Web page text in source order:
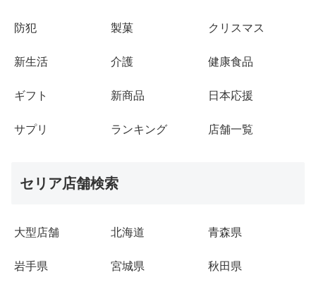
防犯 製菓 クリスマス
新生活 介護 健康食品
ギフト 新商品 日本応援
サプリ ランキング 店舗一覧
セリア店舗検索
大型店舗 北海道 青森県
岩手県 宮城県 秋田県